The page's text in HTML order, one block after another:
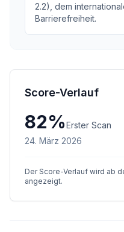
2.2), dem
Barrierefreiheit.
Score-Verlauf
82%Erster Scan
24. März 2026
Der Score-Verlauf wird ab
angezeigt.